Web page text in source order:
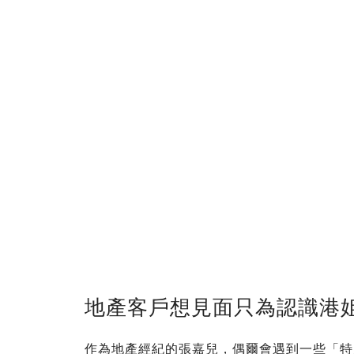
地產客戶想見面只為認識港
作為地產經紀的張嘉兒，偶爾會遇到一些「